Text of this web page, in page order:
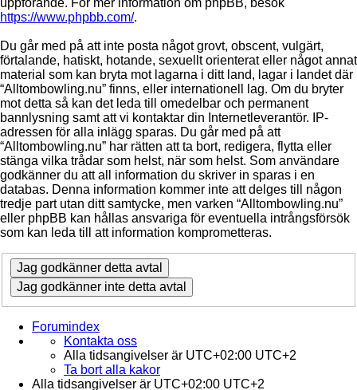
uppförande. För mer information om phpBB, besök
https://www.phpbb.com/.
Du går med på att inte posta något grovt, obscent, vulgärt,
förtalande, hatiskt, hotande, sexuellt orienterat eller något annat
material som kan bryta mot lagarna i ditt land, lagar i landet där
“Alltombowling.nu” finns, eller internationell lag. Om du bryter
mot detta så kan det leda till omedelbar och permanent
bannlysning samt att vi kontaktar din Internetleverantör. IP-
adressen för alla inlägg sparas. Du går med på att
“Alltombowling.nu” har rätten att ta bort, redigera, flytta eller
stänga vilka trådar som helst, när som helst. Som användare
godkänner du att all information du skriver in sparas i en
databas. Denna information kommer inte att delges till någon
tredje part utan ditt samtycke, men varken “Alltombowling.nu”
eller phpBB kan hållas ansvariga för eventuella intrångsförsök
som kan leda till att information komprometteras.
Forumindex
Kontakta oss
Alla tidsangivelser är UTC+02:00 UTC+2
Ta bort alla kakor
Alla tidsangivelser är UTC+02:00 UTC+2